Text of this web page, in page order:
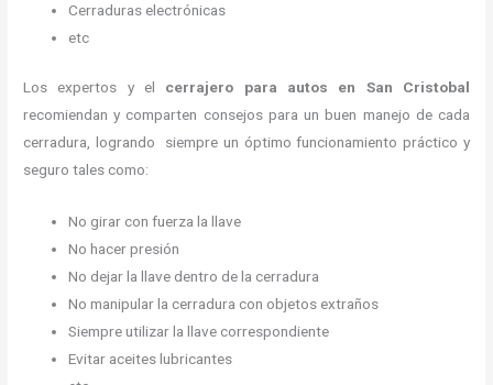
Cerraduras electrónicas
etc
Los expertos y el cerrajero para autos en San Cristobal
recomiendan y comparten consejos para un buen manejo de cada
cerradura, logrando siempre un óptimo funcionamiento práctico y
seguro tales como:
No girar con fuerza la llave
No hacer presión
No dejar la llave dentro de la cerradura
No manipular la cerradura con objetos extraños
Siempre utilizar la llave correspondiente
Evitar aceites lubricantes